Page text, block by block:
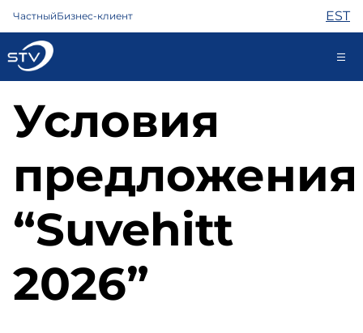
ЧастныйБизнес-клиент EST
688 0000
Самообслуживание
ТВ
Телефон
Охрана
Помощь
Магазин
Условия
предложения
“Suvehitt
2026”